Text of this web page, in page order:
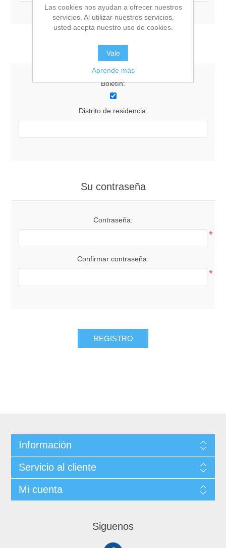
Opciones
Boletín:
Distrito de residencia:
Su contraseña
Contraseña:
*
Confirmar contraseña:
*
REGISTRO
Información
Servicio al cliente
Mi cuenta
Siguenos
Las cookies nos ayudan a ofrecer nuestros
servicios. Al utilizar nuestros servicios,
usted acepta nuestro uso de cookies.
Vale
Aprende más